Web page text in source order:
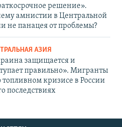
решение».
амнистии в Центральной
не панацея от проблемы?
АЗИЯ
защищается и
правильно». Мигранты
кризисе в России
последствиях